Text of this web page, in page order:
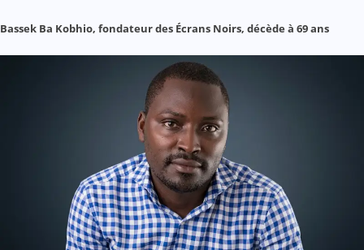
Bassek Ba Kobhio, fondateur des Écrans Noirs, décède à 69 ans